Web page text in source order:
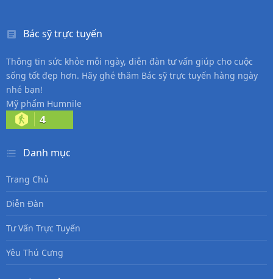
Bác sỹ trực tuyến
Thông tin sức khỏe mỗi ngày, diễn đàn tư vấn giúp cho cuộc
sống tốt đẹp hơn. Hãy ghé thăm Bác sỹ trực tuyến hàng ngày
nhé bạn!
Mỹ phẩm Humnile
4
Danh mục
Trang Chủ
Diễn Đàn
Tư Vấn Trực Tuyến
Yêu Thú Cưng